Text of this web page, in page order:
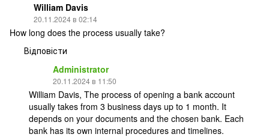
William Davis
20.11.2024 в 02:14
How long does the process usually take?
Відповісти
Administrator
20.11.2024 в 11:50
William Davis, The process of opening a bank account
usually takes from 3 business days up to 1 month. It
depends on your documents and the chosen bank. Each
bank has its own internal procedures and timelines.